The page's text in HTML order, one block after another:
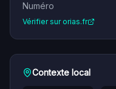
Numéro
Vérifier sur orias.fr
Contexte local